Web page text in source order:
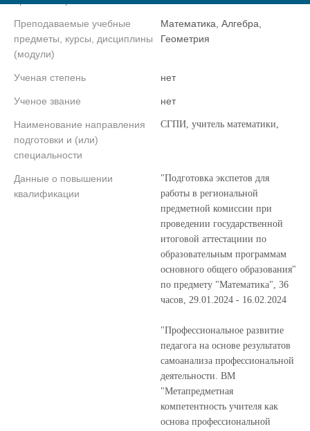
Преподаваемые учебные
предметы, курсы, дисциплины
(модули)
Математика, Алгебра,
Геометрия
Ученая степень нет
Ученое звание нет
Наименование направления
подготовки и (или)
специальности
СГПИ, учитель математики,
Данные о повышении
квалификации
"Подготовка экспетов для
работы в региональной
предметной комиссии при
проведении государственной
итоговой аттестациии по
образовательным программам
основного общего образования"
по предмету "Математика", 36
часов, 29.01.2024 - 16.02.2024
"Профессиональное развитие
педагога на основе результатов
самоанализа профессиональной
деятельности. ВМ
"Метапредметная
компетентность учителя как
основа профессиональной